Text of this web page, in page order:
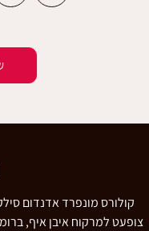
קולורס מונפרד אדנדום
צופעט למרקוח איבן איף,